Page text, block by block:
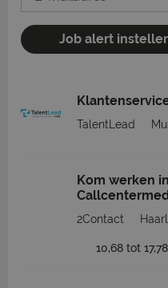
Job alert
TalentLead
Kom werken
2Contact
10,68 tot 17,78